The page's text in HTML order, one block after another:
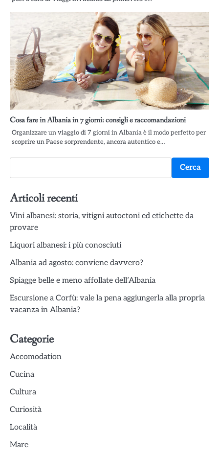
Cosa fare in Albania in 7 giorni: consigli e raccomandazioni
Organizzare un viaggio di 7 giorni in Albania è il modo perfetto per
scoprire un Paese sorprendente, ancora autentico e…
Cerca
Articoli recenti
Vini albanesi: storia, vitigni autoctoni ed etichette da
provare
Liquori albanesi: i più conosciuti
Albania ad agosto: conviene davvero?
Spiagge belle e meno affollate dell’Albania
Escursione a Corfù: vale la pena aggiungerla alla propria
vacanza in Albania?
Categorie
Accomodation
Cucina
Cultura
Curiosità
Località
Mare